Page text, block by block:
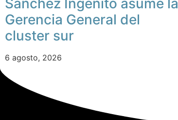
Sanchez Ingenito asume la
Gerencia General del
cluster sur
6 agosto, 2026